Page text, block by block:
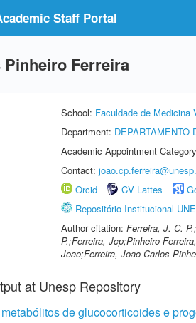
Staff Portal
Ferreira
School: Faculdade de Medicina
Department: DEPARTAMENTO
Academic Appointment
Contact:
Orcid
CV Lattes
Repositório Institucional
Author citation: Ferreira, J. C.
P.;Ferreira, Jcp;Pinheiro
Joao;Ferreira, Joao Carlos
at Unesp Repository
de glucocorticoides e